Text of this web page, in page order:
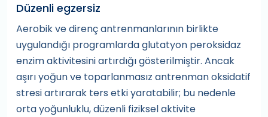
Düzenli egzersiz
Aerobik ve direnç antrenmanlarının birlikte
uygulandığı programlarda glutatyon peroksidaz
enzim aktivitesini artırdığı gösterilmiştir. Ancak
aşırı yoğun ve toparlanmasız antrenman oksidatif
stresi artırarak ters etki yaratabilir; bu nedenle
orta yoğunluklu, düzenli fiziksel aktivite